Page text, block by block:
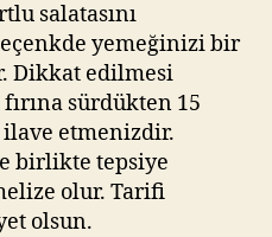
salatasını
yemeğinizi bir
Dikkat edilmesi
sürdükten 15
ilave etmenizdir.
birlikte tepsiye
olur. Tarifi
olsun.